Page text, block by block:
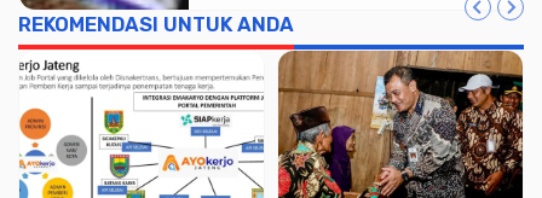
REKOMENDASI UNTUK ANDA